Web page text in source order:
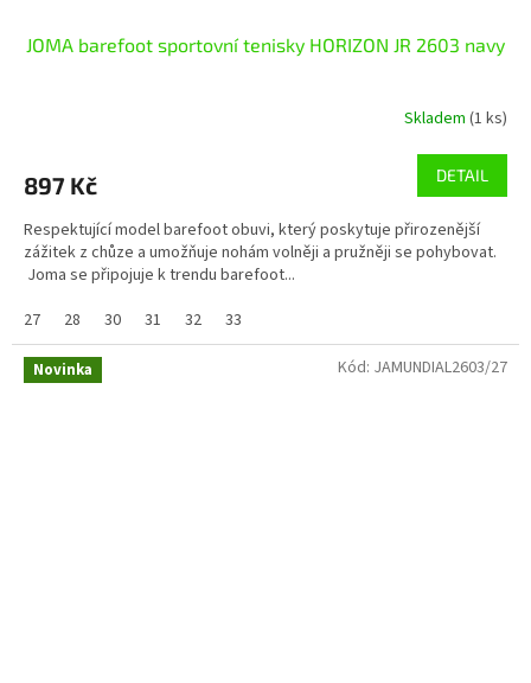
JOMA barefoot sportovní tenisky HORIZON JR 2603 navy
Skladem (1 ks)
897 Kč DETAIL
Respektující model barefoot obuvi, který poskytuje přirozenější
zážitek z chůze a umožňuje nohám volněji a pružněji se pohybovat.
Joma se připojuje k trendu barefoot...
27
28 30 31 32 33
Novinka Kód: JAMUNDIAL2603/27